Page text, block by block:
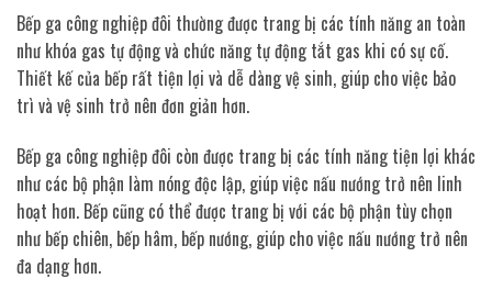
Bếp ga công nghiệp đôi thường được trang bị các tính năng an toàn
như khóa gas tự động và chức năng tự động tắt gas khi có sự cố.
Thiết kế của bếp rất tiện lợi và dễ dàng vệ sinh, giúp cho việc bảo
trì và vệ sinh trở nên đơn giản hơn.
Bếp ga công nghiệp đôi còn được trang bị các tính năng tiện lợi khác
như các bộ phận làm nóng độc lập, giúp việc nấu nướng trở nên linh
hoạt hơn. Bếp cũng có thể được trang bị với các bộ phận tùy chọn
như bếp chiên, bếp hâm, bếp nướng, giúp cho việc nấu nướng trở nên
đa dạng hơn.